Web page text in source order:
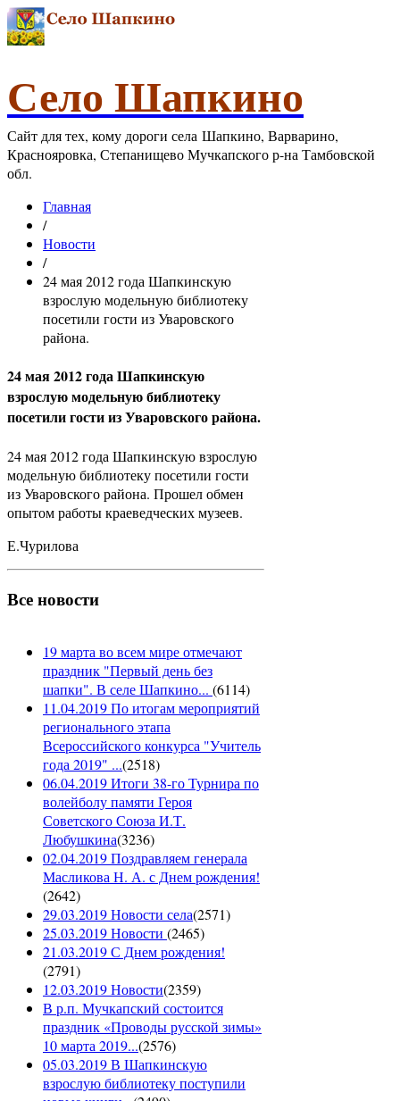
Село Шапкино
Сайт для тех, кому дороги села Шапкино, Варварино,
Краснояровка, Степанищево Мучкапского р-на Тамбовской
обл.
Главная
/
Новости
/
24 мая 2012 года Шапкинскую
взрослую модельную библиотеку
посетили гости из Уваровского
района.
24 мая 2012 года Шапкинскую
взрослую модельную библиотеку
посетили гости из Уваровского района.
24 мая 2012 года Шапкинскую взрослую
модельную библиотеку посетили гости
из Уваровского района. Прошел обмен
опытом работы краеведческих музеев.
Е.Чурилова
Все новости
19 марта во всем мире отмечают
праздник "Первый день без
шапки". В селе Шапкино... (6114)
11.04.2019 По итогам мероприятий
регионального этапа
Всероссийского конкурса "Учитель
года 2019" ...(2518)
06.04.2019 Итоги 38-го Турнира по
волейболу памяти Героя
Советского Союза И.Т.
Любушкина(3236)
02.04.2019 Поздравляем генерала
Масликова Н. А. с Днем рождения!
(2642)
29.03.2019 Новости села(2571)
25.03.2019 Новости (2465)
21.03.2019 С Днем рождения!
(2791)
12.03.2019 Новости(2359)
В р.п. Мучкапский состоится
праздник «Проводы русской зимы»
10 марта 2019...(2576)
05.03.2019 В Шапкинскую
взрослую библиотеку поступили